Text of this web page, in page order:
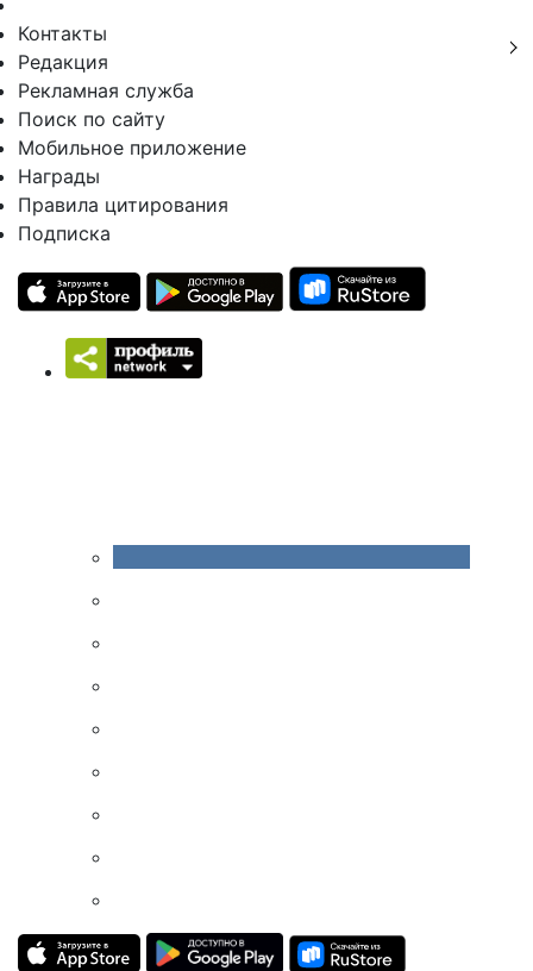
Контакты
Редакция
Рекламная служба
Поиск по сайту
Мобильное приложение
Награды
Правила цитирования
Подписка